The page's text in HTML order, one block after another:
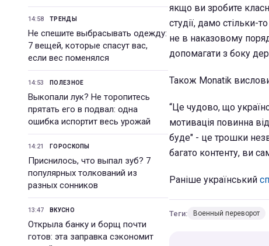
14:58 ТРЕНДЫ
Не спешите выбрасывать одежду:
7 вещей, которые спасут вас,
если вес поменялся
14:53 ПОЛЕЗНОЕ
Выкопали лук? Не торопитесь
прятать его в подвал: одна
ошибка испортит весь урожай
14:21 ГОРОСКОПЫ
Приснилось, что выпал зуб? 7
популярных толкований из
разных сонников
13:47 ВКУСНО
Открыла банку и борщ почти
готов: эта заправка сэкономит
якщо ви зробите
студії, дамо стільки-
не в наказовому
допомагати з боку
Також Monatik
“Це чудово, що
мотивація повинна
буде" - це трошки
багато контенту, ви
Раніше український
Теги: Военный переворот